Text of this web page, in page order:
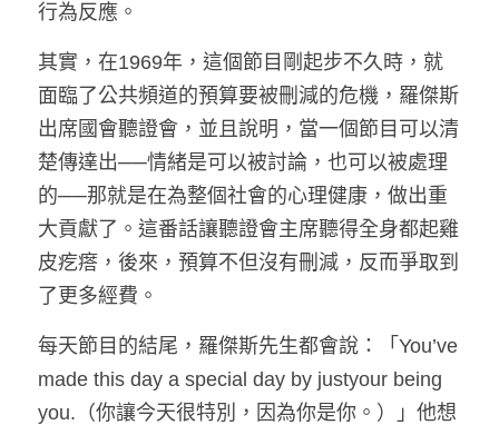
行為反應。
其實，在1969年，這個節目剛起步不久時，就
面臨了公共頻道的預算要被刪減的危機，羅傑斯
出席國會聽證會，並且說明，當一個節目可以清
楚傳達出──情緒是可以被討論，也可以被處理
的──那就是在為整個社會的心理健康，做出重
大貢獻了。這番話讓聽證會主席聽得全身都起雞
皮疙瘩，後來，預算不但沒有刪減，反而爭取到
了更多經費。
每天節目的結尾，羅傑斯先生都會說：「You’ve
made this day a special day by justyour being
you.（你讓今天很特別，因為你是你。）」他想